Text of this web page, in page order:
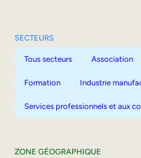
SECTEURS
Tous secteurs Association
Formation Industrie
Services professionnels et aux
ZONE GÉOGRAPHIQUE